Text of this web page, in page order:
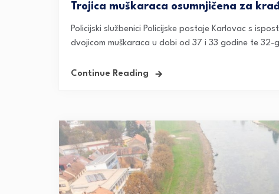
Trojica muškaraca osumnjičena za
Policijski službenici Policijske postaje Karlovac s
dvojicom muškaraca u dobi od 37 i 33 godine te 32-
Continue Reading